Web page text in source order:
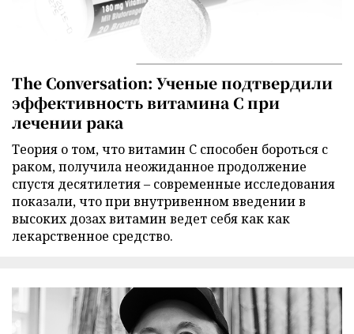
The Conversation: Ученые подтвердили
эффективность витамина C при
лечении рака
Теория о том, что витамин C способен бороться с
раком, получила неожиданное продолжение
спустя десятилетия – современные исследования
показали, что при внутривенном введении в
высоких дозах витамин ведет себя как как
лекарственное средство.